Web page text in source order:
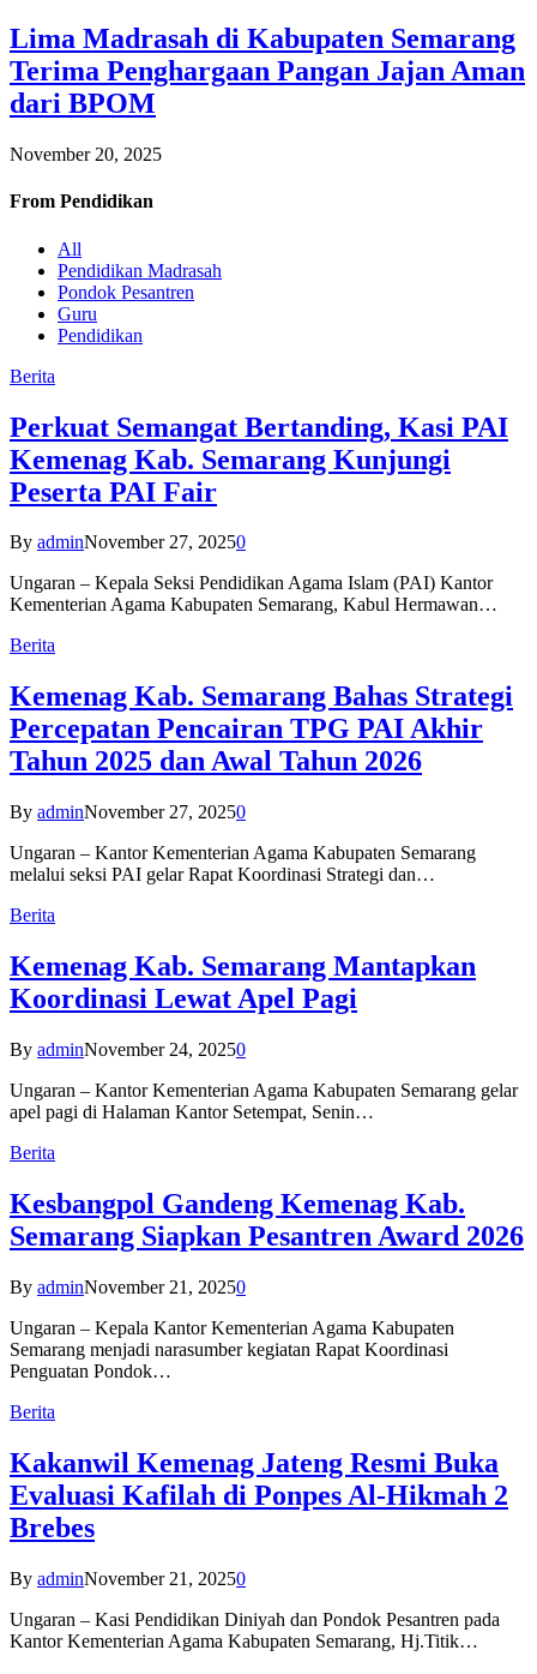
Lima Madrasah di Kabupaten Semarang
Terima Penghargaan Pangan Jajan Aman
dari BPOM
November 20, 2025
From Pendidikan
All
Pendidikan Madrasah
Pondok Pesantren
Guru
Pendidikan
Berita
Perkuat Semangat Bertanding, Kasi PAI
Kemenag Kab. Semarang Kunjungi
Peserta PAI Fair
By adminNovember 27, 20250
Ungaran – Kepala Seksi Pendidikan Agama Islam (PAI) Kantor
Kementerian Agama Kabupaten Semarang, Kabul Hermawan…
Berita
Kemenag Kab. Semarang Bahas Strategi
Percepatan Pencairan TPG PAI Akhir
Tahun 2025 dan Awal Tahun 2026
By adminNovember 27, 20250
Ungaran – Kantor Kementerian Agama Kabupaten Semarang
melalui seksi PAI gelar Rapat Koordinasi Strategi dan…
Berita
Kemenag Kab. Semarang Mantapkan
Koordinasi Lewat Apel Pagi
By adminNovember 24, 20250
Ungaran – Kantor Kementerian Agama Kabupaten Semarang gelar
apel pagi di Halaman Kantor Setempat, Senin…
Berita
Kesbangpol Gandeng Kemenag Kab.
Semarang Siapkan Pesantren Award 2026
By adminNovember 21, 20250
Ungaran – Kepala Kantor Kementerian Agama Kabupaten
Semarang menjadi narasumber kegiatan Rapat Koordinasi
Penguatan Pondok…
Berita
Kakanwil Kemenag Jateng Resmi Buka
Evaluasi Kafilah di Ponpes Al-Hikmah 2
Brebes
By adminNovember 21, 20250
Ungaran – Kasi Pendidikan Diniyah dan Pondok Pesantren pada
Kantor Kementerian Agama Kabupaten Semarang, Hj.Titik…